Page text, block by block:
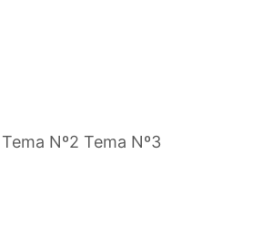
Nº2 Tema Nº3